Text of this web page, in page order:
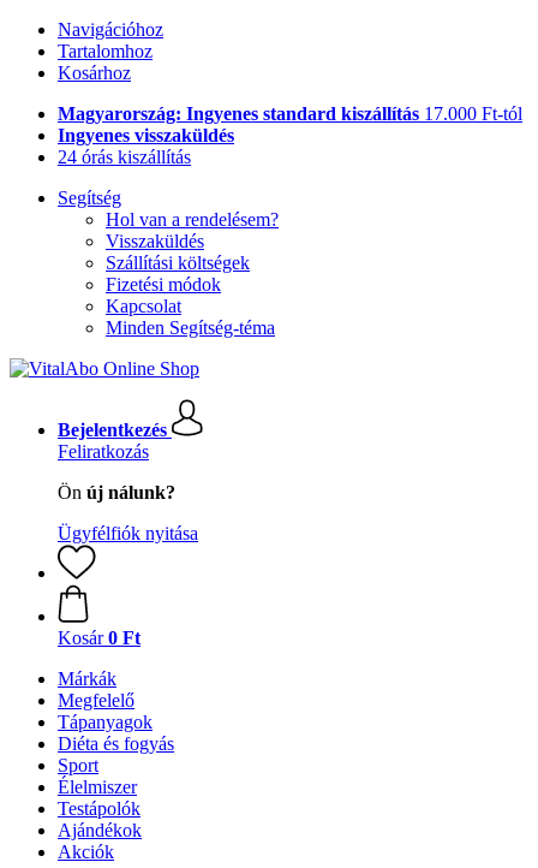
Navigációhoz
Tartalomhoz
Kosárhoz
Magyarország: Ingyenes standard kiszállítás 17.000 Ft-tól
Ingyenes visszaküldés
24 órás kiszállítás
Segítség
Hol van a rendelésem?
Visszaküldés
Szállítási költségek
Fizetési módok
Kapcsolat
Minden Segítség-téma
Bejelentkezés
Feliratkozás
Ön új nálunk?
Ügyfélfiók nyitása
Kosár 0 Ft
Márkák
Megfelelő
Tápanyagok
Diéta és fogyás
Sport
Élelmiszer
Testápolók
Ajándékok
Akciók